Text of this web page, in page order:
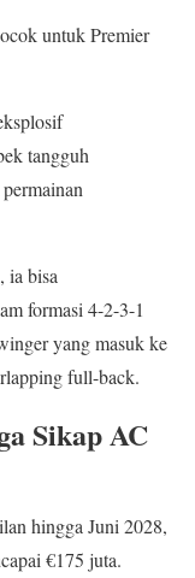
untuk Premier
tangguh
ia bisa
formasi 4-2-3-1
yang masuk ke
full-back.
Sikap AC
hingga Juni 2028,
€175 juta.